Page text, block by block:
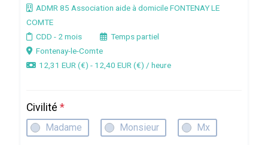
ADMR 85 Association aide à domicile FONTENAY LE
COMTE
CDD - 2 mois
Temps partiel
Fontenay-le-Comte
12,31 EUR (€) - 12,40 EUR (€) / heure
Civilité *
Madame Monsieur Mx